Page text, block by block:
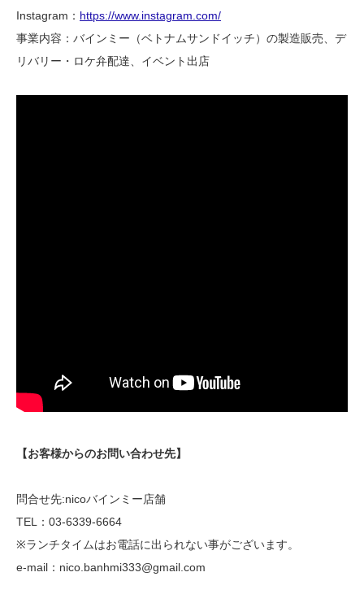
Instagram： https://www.instagram.com/
事業内容：バインミー（ベトナムサンドイッチ）の製造販売、デ
リバリー・ロケ弁配達、イベント出店
【お客様からのお問い合わせ先】
問合せ先:nicoバインミー店舗
TEL：03-6339-6664
※ランチタイムはお電話に出られない事がございます。
e-mail：nico.banhmi333@gmail.com